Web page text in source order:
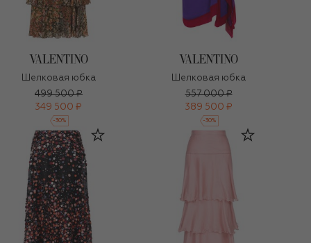
Шелковая юбка
499 500 ₽
349 500 ₽
-30%
Шелковая юбка
557 000 ₽
389 500 ₽
-30%